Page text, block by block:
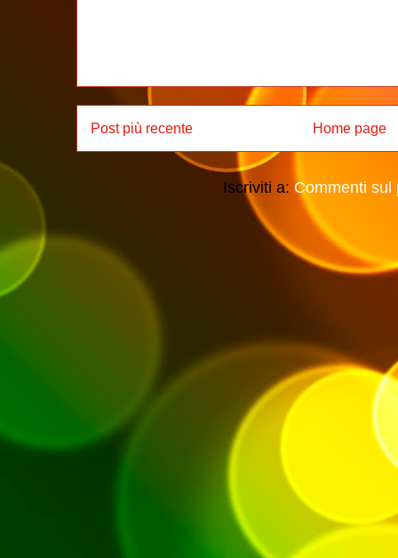
Post più recente Home page
Iscriviti a: Commenti sul